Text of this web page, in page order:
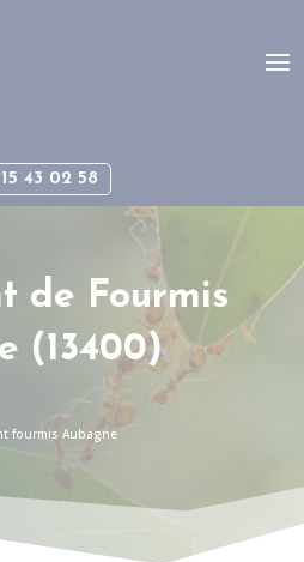
43 02 58
de Fourmis
(13400)
fourmis Aubagne